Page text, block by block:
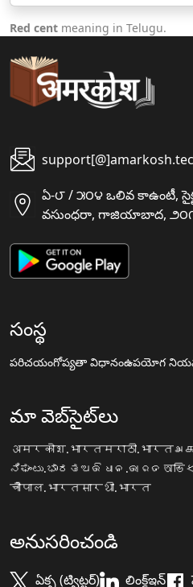
Red cent meaning in Telugu.
ఏ-౮ / ౫౦౪ ఒలివ కాఉంటీ,
వసుంధరా, గాజియాబాద,
సంస్థ
పరిచయంగోప్యతా విధానంఉపయోగ
మా వెబ్‌సైట్‌లు
अमरकोश.भारतमराठी.भारत
ನಿಘಂಟು.ಭಾರತ ଅଭିଧାନ.ଭାରତ
चौपाल.भारतसारथी.भारत
అనుసరించండి
ఏక్స (ట్విట్టర్) లింక్డ్ఇన్